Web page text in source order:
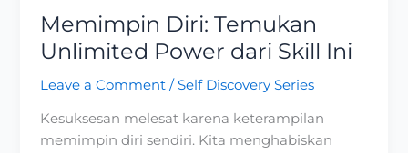
Memimpin Diri: Temukan
Unlimited Power dari Skill Ini
Leave a Comment /Self Discovery Series
Kesuksesan melesat karena keterampilan
memimpin diri sendiri. Kita menghabiskan